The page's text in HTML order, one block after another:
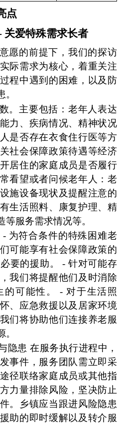
点
关爱特殊需求长者
愿的前提下，我们的探访
际需求为核心，着重关注
程中遇到的困难，以及防
。主要包括：老年人表达
力、疾病情况、精神状况
是否存在衣食住行医等方
社会保障政策待遇等经济
居住的家庭成员是否履行
看望或者问候老年人：老
施设备现状及提醒注意的
生活照料、康复护理、精
服务需求情况等。
为符合条件的特殊困难老
可能享有社会保障政策的
要的援助。 - 针对可能存
我们将提醒他们及时消除
的可能性。 - 对于生活照
、应急救援以及居家环境
们将协助他们连接养老服
隐患 在服务执行进程中，
事件，服务团队需立即采
径联络家庭成员或其他指
力量排除风险，坚决防止
。乡镇应当跟进风险隐患
助的即时缓解以及转介服